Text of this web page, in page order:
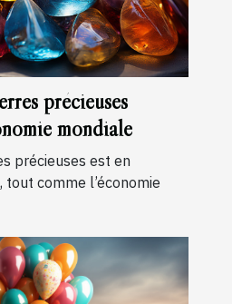
précieuses
mondiale
précieuses est en
comme l’économie